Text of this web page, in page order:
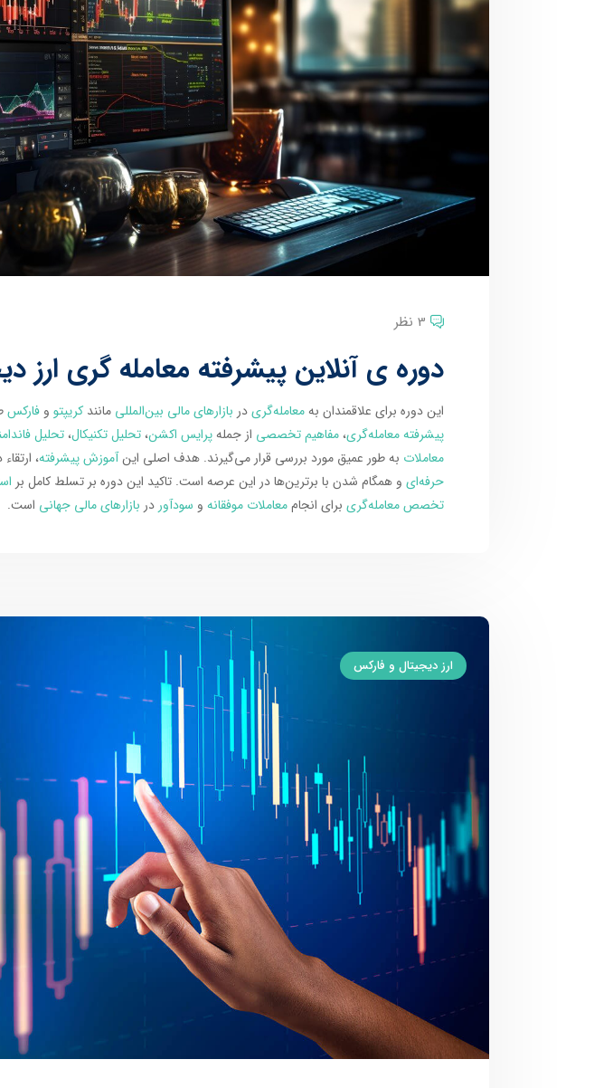
3 نظر
دوره ی آنلاین پیشرفته معامله گری ارز
این دوره برای علاقمندان بهمعامله‌گریدر بازارهای مالی بین‌المللی مانند کریپتو و فارکس
پیشرفته معامله‌گری، مفاهیم تخصصی از جملهپرایس اکشن، تحلیل تکنیکال، تحلیل
معاملات به طور عمیق مورد بررسی قرار می‌گیرند. هدف اصلی اینآموزش پیشرفته،
حرفه‌ای و همگام شدن با برترین‌ها در این عرصه است. تاکید این دوره بر تسلط کامل بر
تخصص معامله‌گری برای انجاممعاملات موفقانه و سودآور در بازارهای مالی جهانی است.
ارز دیجیتال و فارکس